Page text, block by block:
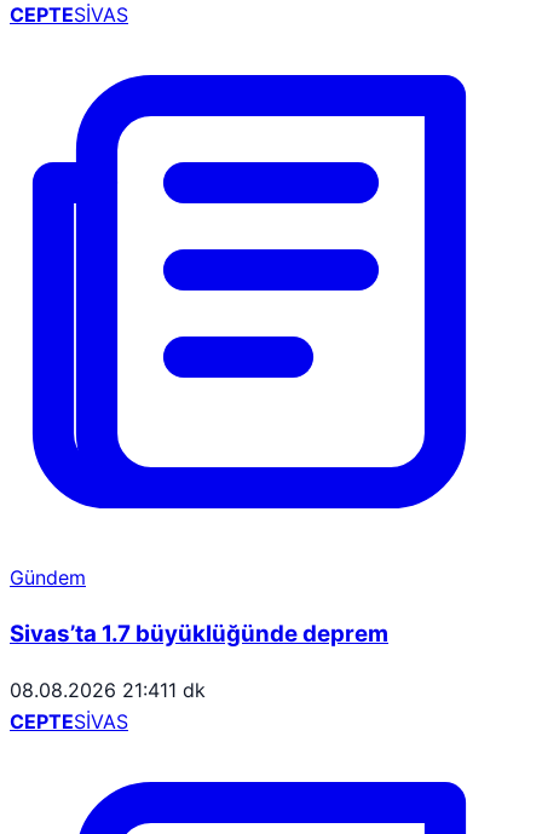
CEPTESİVAS
Gündem
Sivas’ta 1.7 büyüklüğünde deprem
08.08.2026 21:411 dk
CEPTESİVAS